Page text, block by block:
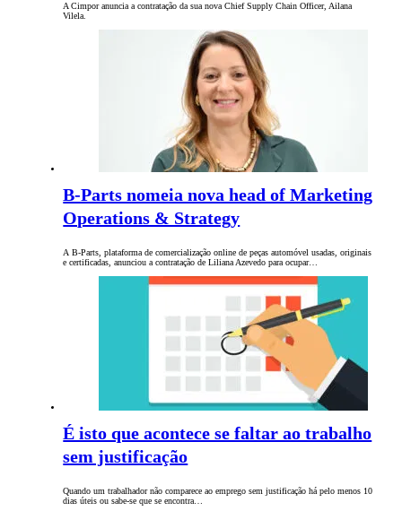
A Cimpor anuncia a contratação da sua nova Chief Supply Chain Officer, Ailana
Vilela.
B-Parts nomeia nova head of Marketing
Operations & Strategy
A B-Parts, plataforma de comercialização online de peças automóvel usadas, originais
e certificadas, anunciou a contratação de Liliana Azevedo para ocupar…
É isto que acontece se faltar ao trabalho
sem justificação
Quando um trabalhador não comparece ao emprego sem justificação há pelo menos 10
dias úteis ou sabe-se que se encontra…